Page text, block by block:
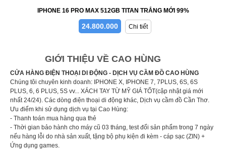
IPHONE 16 PRO MAX 512GB TITAN TRẮNG MỚI 99%
24.800.000 Chi tiết
GIỚI THIỆU VỀ CAO HÙNG
CỬA HÀNG ĐIỆN THOẠI DI ĐỘNG - DỊCH VỤ CẦM ĐỒ CAO HÙNG
Chúng tôi chuyên kinh doanh: IPHONE X, IPHONE 7, 7PLUS, 6S, 6S
PLUS, 6, 6 PLUS, 5S vv... XÁCH TAY TỪ MỸ GIÁ TỐT(cập nhật giá mới
nhất 24/24). Các dòng điện thoại di động khác, Dịch vụ cầm đồ Cần Thơ.
Ưu điểm khi sử dụng dịch vụ tại Cao Hùng:
- Thanh toán mua hàng qua thẻ
- Thời gian bảo hành cho máy cũ 03 tháng, test đổi sản phẩm trong 7 ngày
nếu hàng lỗi do nhà sản xuất, tặng bộ phụ kiện đi kèm - cáp sạc (ZIN) +
Ứng dụng games.